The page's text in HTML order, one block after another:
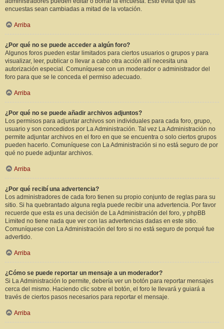
encuestas sean cambiadas a mitad de la votación.
Arriba
¿Por qué no se puede acceder a algún foro?
Algunos foros pueden estar limitados para ciertos usuarios o grupos y para
visualizar, leer, publicar o llevar a cabo otra acción allí necesita una
autorización especial. Comuníquese con un moderador o administrador del
foro para que se le conceda el permiso adecuado.
Arriba
¿Por qué no se puede añadir archivos adjuntos?
Los permisos para adjuntar archivos son individuales para cada foro, grupo,
usuario y son concedidos por La Administración. Tal vez La Administración no
permite adjuntar archivos en el foro en que se encuentra o solo ciertos grupos
pueden hacerlo. Comuníquese con La Administración si no está seguro de por
qué no puede adjuntar archivos.
Arriba
¿Por qué recibí una advertencia?
Los administradores de cada foro tienen su propio conjunto de reglas para su
sitio. Si ha quebrantado alguna regla puede recibir una advertencia. Por favor
recuerde que esta es una decisión de La Administración del foro, y phpBB
Limited no tiene nada que ver con las advertencias dadas en este sitio.
Comuníquese con La Administración del foro si no está seguro de porqué fue
advertido.
Arriba
¿Cómo se puede reportar un mensaje a un moderador?
Si La Administración lo permite, debería ver un botón para reportar mensajes
cerca del mismo. Haciendo clic sobre el botón, el foro le llevará y guiará a
través de ciertos pasos necesarios para reportar el mensaje.
Arriba